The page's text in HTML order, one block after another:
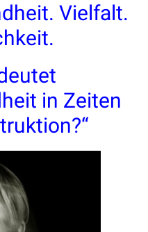
Vielfalt.
in Zeiten